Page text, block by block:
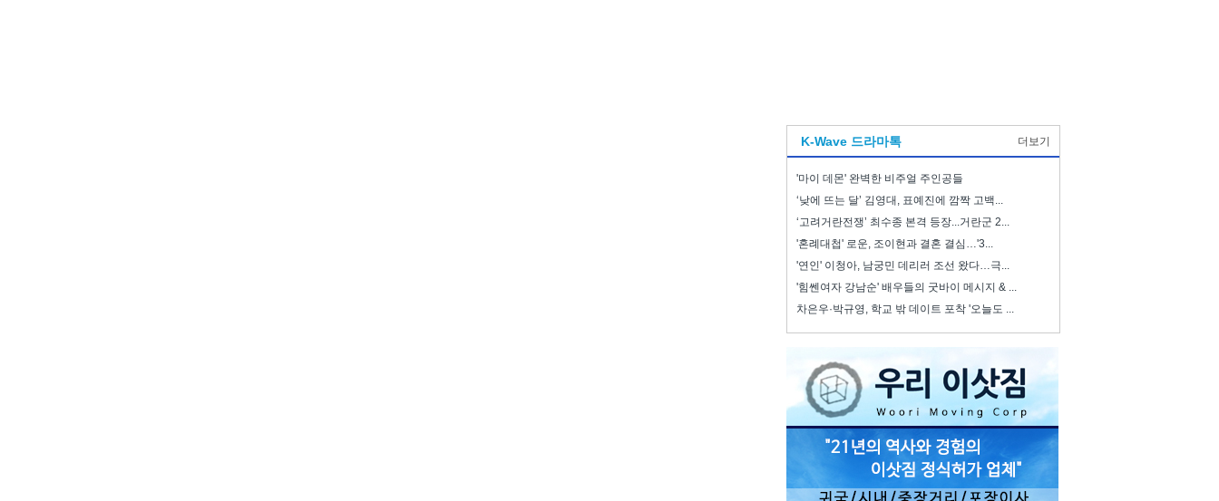
K-Wave 드라마톡 더보기
'마이 데몬' 완벽한 비주얼 주인공들
‘낮에 뜨는 달’ 김영대, 표예진에 깜짝 고백...
‘고려거란전쟁’ 최수종 본격 등장...거란군 2...
'혼례대첩' 로운, 조이현과 결혼 결심…'3...
'연인' 이청아, 남궁민 데리러 조선 왔다…극...
'힘쎈여자 강남순' 배우들의 굿바이 메시지 & ...
차은우·박규영, 학교 밖 데이트 포착 '오늘도 ...